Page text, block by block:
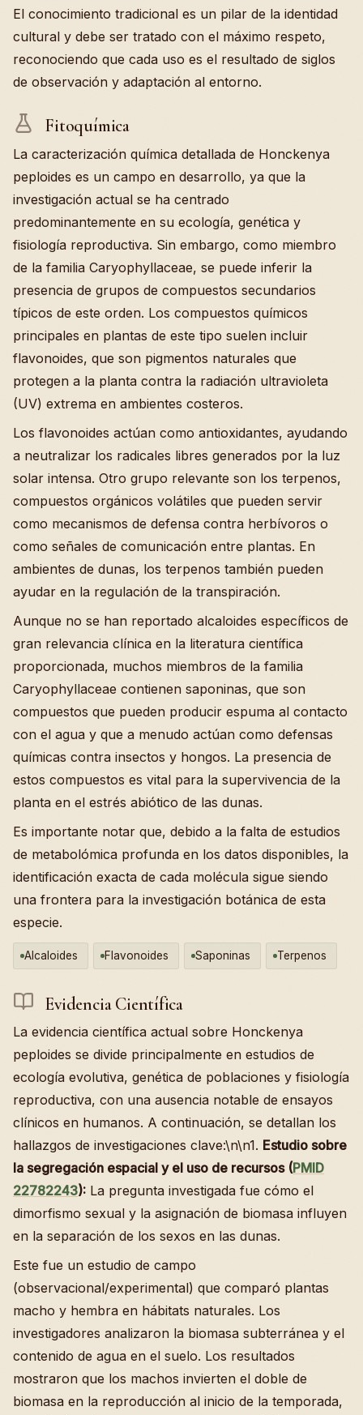
El conocimiento tradicional es un pilar de la identidad
cultural y debe ser tratado con el máximo respeto,
reconociendo que cada uso es el resultado de siglos
de observación y adaptación al entorno.
Fitoquímica
La caracterización química detallada de Honckenya
peploides es un campo en desarrollo, ya que la
investigación actual se ha centrado
predominantemente en su ecología, genética y
fisiología reproductiva. Sin embargo, como miembro
de la familia Caryophyllaceae, se puede inferir la
presencia de grupos de compuestos secundarios
típicos de este orden. Los compuestos químicos
principales en plantas de este tipo suelen incluir
flavonoides, que son pigmentos naturales que
protegen a la planta contra la radiación ultravioleta
(UV) extrema en ambientes costeros.
Los flavonoides actúan como antioxidantes, ayudando
a neutralizar los radicales libres generados por la luz
solar intensa. Otro grupo relevante son los terpenos,
compuestos orgánicos volátiles que pueden servir
como mecanismos de defensa contra herbívoros o
como señales de comunicación entre plantas. En
ambientes de dunas, los terpenos también pueden
ayudar en la regulación de la transpiración.
Aunque no se han reportado alcaloides específicos de
gran relevancia clínica en la literatura científica
proporcionada, muchos miembros de la familia
Caryophyllaceae contienen saponinas, que son
compuestos que pueden producir espuma al contacto
con el agua y que a menudo actúan como defensas
químicas contra insectos y hongos. La presencia de
estos compuestos es vital para la supervivencia de la
planta en el estrés abiótico de las dunas.
Es importante notar que, debido a la falta de estudios
de metabolómica profunda en los datos disponibles, la
identificación exacta de cada molécula sigue siendo
una frontera para la investigación botánica de esta
especie.
Alcaloides Flavonoides Saponinas Terpenos
Evidencia Científica
La evidencia científica actual sobre Honckenya
peploides se divide principalmente en estudios de
ecología evolutiva, genética de poblaciones y fisiología
reproductiva, con una ausencia notable de ensayos
clínicos en humanos. A continuación, se detallan los
hallazgos de investigaciones clave:\n\n1. Estudio sobre
la segregación espacial y el uso de recursos (PMID
22782243): La pregunta investigada fue cómo el
dimorfismo sexual y la asignación de biomasa influyen
en la separación de los sexos en las dunas.
Este fue un estudio de campo
(observacional/experimental) que comparó plantas
macho y hembra en hábitats naturales. Los
investigadores analizaron la biomasa subterránea y el
contenido de agua en el suelo. Los resultados
mostraron que los machos invierten el doble de
biomasa en la reproducción al inicio de la temporada,